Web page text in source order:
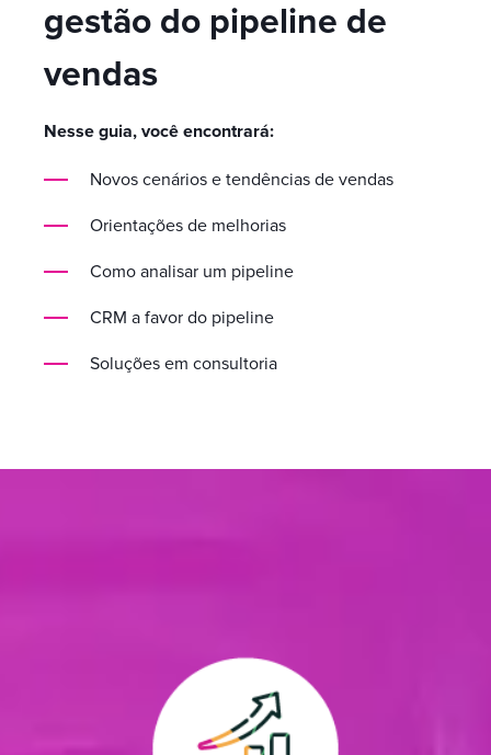
gestão do pipeline de
vendas
Nesse guia, você encontrará:
Novos cenários e tendências de vendas
Orientações de melhorias
Como analisar um pipeline
CRM a favor do pipeline
Soluções em consultoria